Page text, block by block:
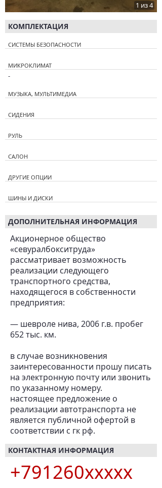
1 из 4
КОМПЛЕКТАЦИЯ
СИСТЕМЫ БЕЗОПАСНОСТИ
МИКРОКЛИМАТ
-
МУЗЫКА, МУЛЬТИМЕДИА
СИДЕНИЯ
РУЛЬ
САЛОН
ДРУГИЕ ОПЦИИ
ШИНЫ И ДИСКИ
ДОПОЛНИТЕЛЬНАЯ ИНФОРМАЦИЯ
Акционерное общество
«севуралбокситруда»
рассматривает возможность
реализации следующего
транспортного средства,
находящегося в собственности
предприятия:
— шевроле нива, 2006 г.в. пробег
652 тыс. км.
в случае возникновения
заинтересованности прошу писать
на электронную почту или звонить
по указанному номеру.
настоящее предложение о
реализации автотранспорта не
является публичной офертой в
соответствии с гк рф.
КОНТАКТНАЯ ИНФОРМАЦИЯ
+791260xxxxx